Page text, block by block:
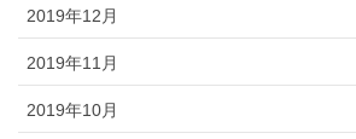
2019年12月
2019年11月
2019年10月